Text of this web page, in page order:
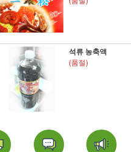
석류 농축액
(품절)